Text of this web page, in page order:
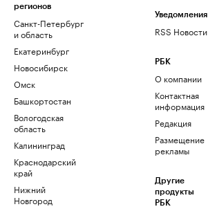
регионов
Санкт-Петербург
и область
Екатеринбург
Новосибирск
Омск
Башкортостан
Вологодская
область
Калининград
Краснодарский
край
Нижний
Новгород
Уведомления
RSS Новости
РБК
О компании
Контактная
информация
Редакция
Размещение
рекламы
Другие
продукты
РБК